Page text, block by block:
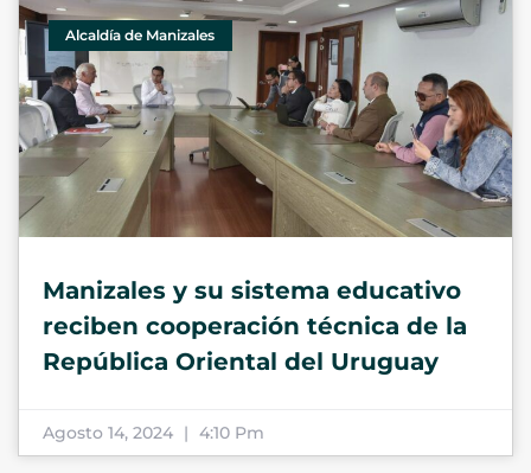
Alcaldía de Manizales
Manizales y su sistema educativo
reciben cooperación técnica de la
República Oriental del Uruguay
Agosto 14, 2024 4:10 Pm